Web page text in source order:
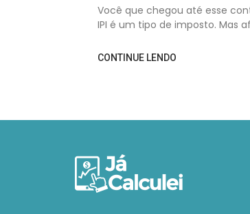
Você que chegou até esse
IPI é um tipo de imposto. Mas
CONTINUE LENDO